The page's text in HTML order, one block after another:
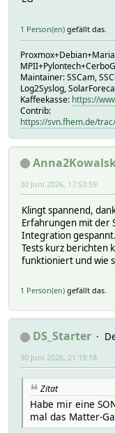
1 Person(en) gefällt das.
Maintainer: SSCam,
Log2Syslog,
Kaffeekasse: https://
Contrib:
https://svn.fhem.de/
30 Juni 2026, 17:53:59
Klingt spannend,
Erfahrungen mit der
Integration
Tests kurz berichten
funktioniert und wie
1 Person(en) gefällt das.
DS_Starter
30 Juni 2026, 21:19:18
Zitat
Habe mir eine
mal das Matter-